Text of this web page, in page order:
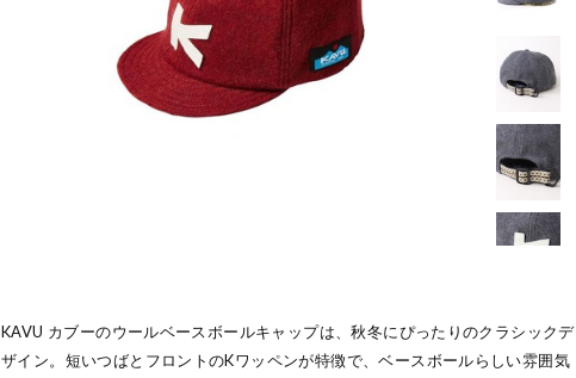
KAVU カブーのウールベースボールキャップは、秋冬にぴったりのクラシックデ
ザイン。短いつばとフロントのKワッペンが特徴で、ベースボールらしい雰囲気